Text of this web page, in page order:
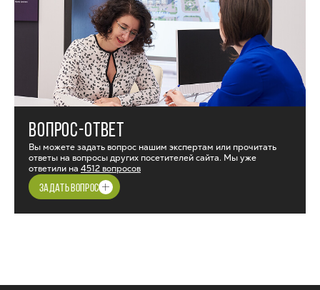
ВОПРОС-ОТВЕТ
Вы можете задать вопрос нашим экспертам или прочитать
ответы на вопросы других посетителей сайта. Мы уже
ответили на 4512 вопросов
ЗАДАТЬ ВОПРОС